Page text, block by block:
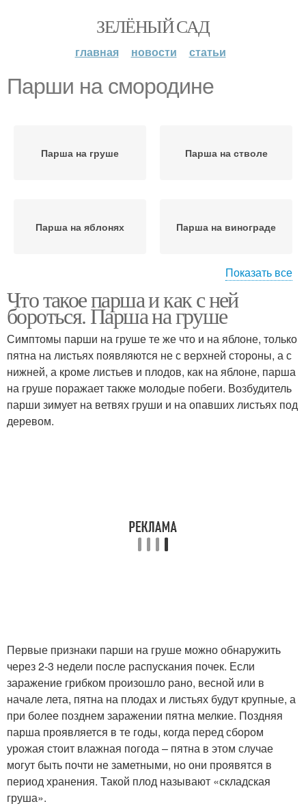
ЗЕЛЁНЫЙ САД
главная новости статьи
Парши на смородине
Парша на груше Парша на стволе
Парша на яблонях Парша на винограде
Парша на смородине
Показать все
Что такое парша и как с ней
бороться. Парша на груше
Симптомы парши на груше те же что и на яблоне, только
пятна на листьях появляются не с верхней стороны, а с
нижней, а кроме листьев и плодов, как на яблоне, парша
на груше поражает также молодые побеги. Возбудитель
парши зимует на ветвях груши и на опавших листьях под
деревом.
Первые признаки парши на груше можно обнаружить
через 2-3 недели после распускания почек. Если
заражение грибком произошло рано, весной или в
начале лета, пятна на плодах и листьях будут крупные, а
при более позднем заражении пятна мелкие. Поздняя
парша проявляется в те годы, когда перед сбором
урожая стоит влажная погода – пятна в этом случае
могут быть почти не заметными, но они проявятся в
период хранения. Такой плод называют «складская
груша».